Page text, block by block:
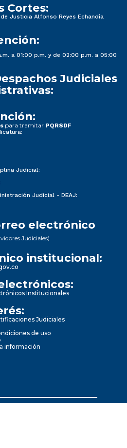
Cortes:
Justicia Alfonso Reyes Echandía
a 01:00 p.m. y de 02:00 p.m. a 05:00
Judiciales
para tramitar PQRSDF
Judicial:
Judicial - DEAJ:
electrónico
Judiciales)
institucional:
Institucionales
Judiciales
de uso
información